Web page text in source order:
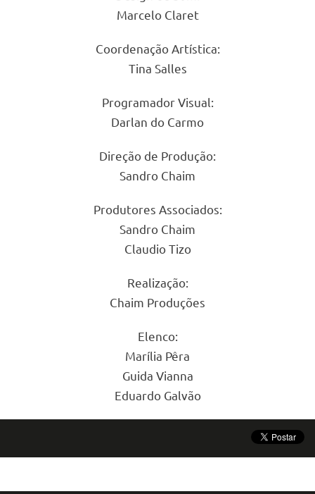
Marcelo Claret
Coordenação Artística:
Tina Salles
Programador Visual:
Darlan do Carmo
Direção de Produção:
Sandro Chaim
Produtores Associados:
Sandro Chaim
Claudio Tizo
Realização:
Chaim Produções
Elenco:
Marília Pêra
Guida Vianna
Eduardo Galvão